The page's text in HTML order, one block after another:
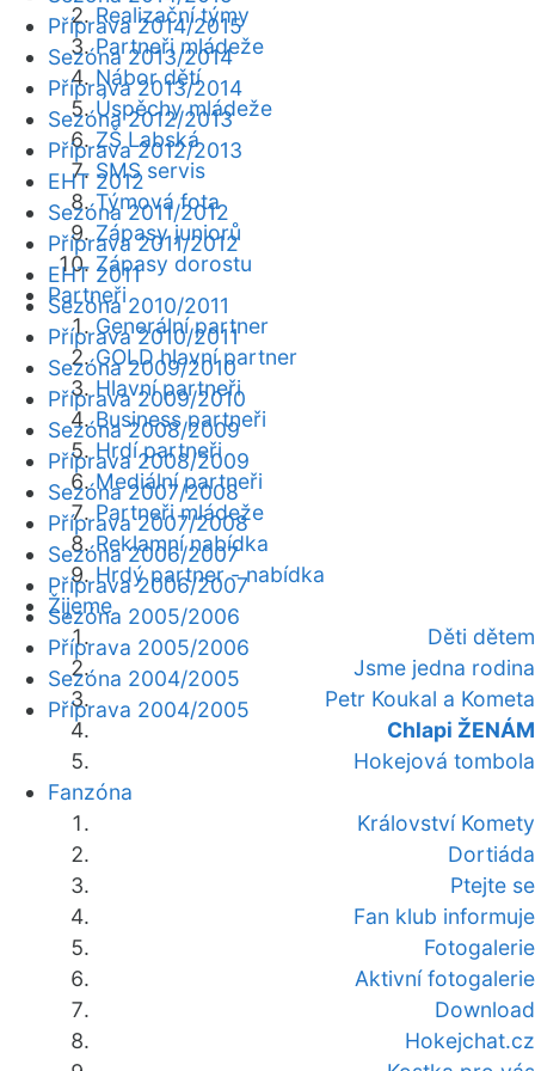
Realizační týmy
Partneři mládeže
Nábor dětí
Úspěchy mládeže
ZŠ Labská
SMS servis
Týmová fota
Zápasy juniorů
Zápasy dorostu
Partneři
Generální partner
GOLD hlavní partner
Hlavní partneři
Business partneři
Hrdí partneři
Mediální partneři
Partneři mládeže
Reklamní nabídka
Hrdý partner - nabídka
Žijeme
Děti dětem
Jsme jedna rodina
Petr Koukal a Kometa
Chlapi ŽENÁM
Hokejová tombola
Fanzóna
Království Komety
Dortiáda
Ptejte se
Fan klub informuje
Fotogalerie
Aktivní fotogalerie
Download
Hokejchat.cz
Příprava 2014/2015
Sezóna 2013/2014
Příprava 2013/2014
Sezóna 2012/2013
Příprava 2012/2013
EHT 2012
Sezóna 2011/2012
Příprava 2011/2012
EHT 2011
Sezóna 2010/2011
Příprava 2010/2011
Sezóna 2009/2010
Příprava 2009/2010
Sezóna 2008/2009
Příprava 2008/2009
Sezóna 2007/2008
Příprava 2007/2008
Sezóna 2006/2007
Příprava 2006/2007
Sezóna 2005/2006
Příprava 2005/2006
Sezóna 2004/2005
Příprava 2004/2005